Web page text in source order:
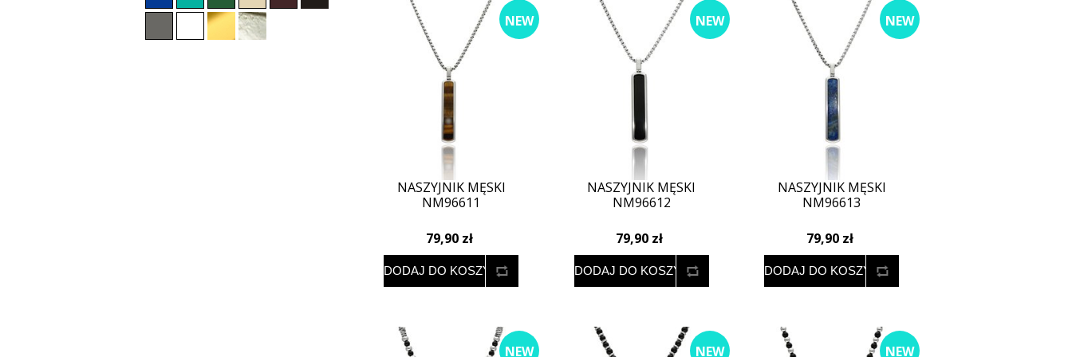
NASZYJNIK MĘSKI
NM96611
NEW
79,90 zł
NASZYJNIK MĘSKI
NM96612
NEW
79,90 zł
NASZYJNIK MĘSKI
NM96613
NEW
79,90 zł
NEW NEW NEW